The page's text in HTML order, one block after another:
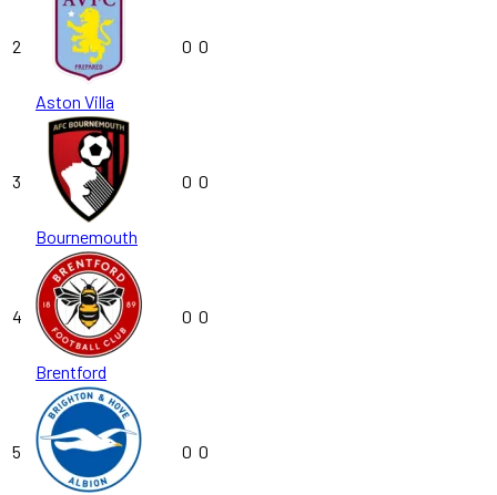
2
Aston Villa
0 0
3
Bournemouth
0 0
4
Brentford
0 0
5 0 0